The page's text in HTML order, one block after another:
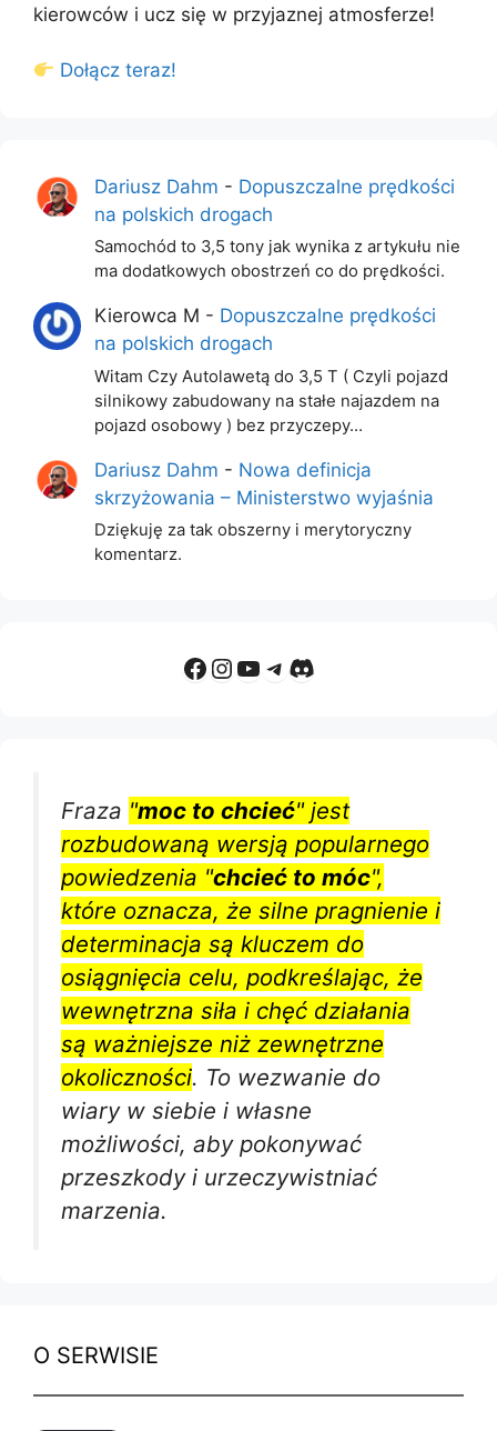
kierowców i ucz się w przyjaznej atmosferze!
Dołącz teraz!
Dariusz Dahm - Dopuszczalne prędkości
na polskich drogach
Samochód to 3,5 tony jak wynika z artykułu nie
ma dodatkowych obostrzeń co do prędkości.
Kierowca M - Dopuszczalne prędkości
na polskich drogach
Witam Czy Autolawetą do 3,5 T ( Czyli pojazd
silnikowy zabudowany na stałe najazdem na
pojazd osobowy ) bez przyczepy…
Dariusz Dahm - Nowa definicja
skrzyżowania – Ministerstwo wyjaśnia
Dziękuję za tak obszerny i merytoryczny
komentarz.
Facebook
Instagram
YouTube
Telegram
Discord
Fraza "moc to chcieć" jest
rozbudowaną wersją popularnego
powiedzenia "chcieć to móc",
które oznacza, że silne pragnienie i
determinacja są kluczem do
osiągnięcia celu, podkreślając, że
wewnętrzna siła i chęć działania
są ważniejsze niż zewnętrzne
okoliczności. To wezwanie do
wiary w siebie i własne
możliwości, aby pokonywać
przeszkody i urzeczywistniać
marzenia.
O SERWISIE